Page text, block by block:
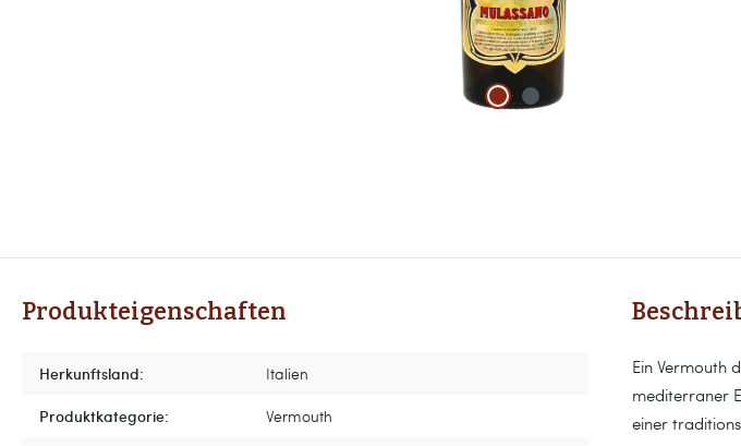
Produkteigenschaften
Herkunftsland:
Italien
Produktkategorie:
Vermouth
Ein Vermouth
mediterraner
einer